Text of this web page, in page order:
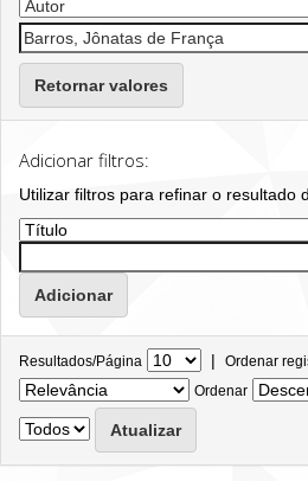
Retornar valores
Adicionar filtros:
Utilizar filtros para refinar o resultado
Resultados/Página | Ordenar
Ordenar